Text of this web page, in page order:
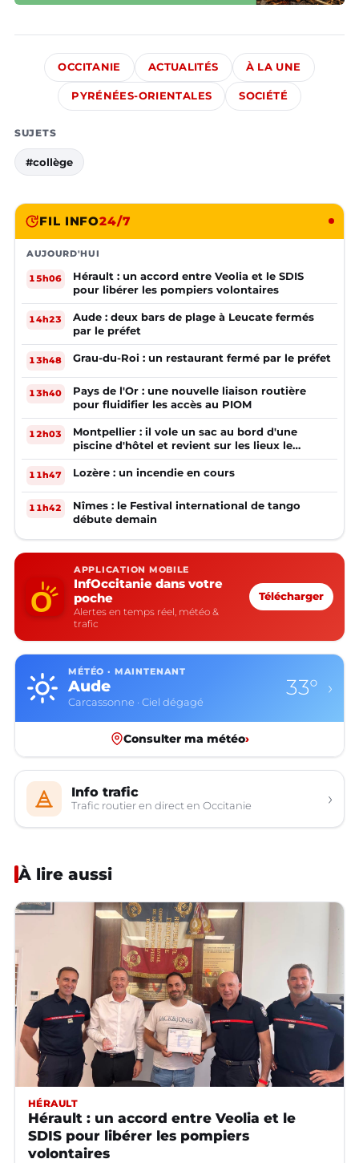
OCCITANIE ACTUALITÉS À LA UNE
PYRÉNÉES-ORIENTALES SOCIÉTÉ
SUJETS
#collège
FIL INFO24/7
AUJOURD'HUI
15h06
Hérault : un accord entre Veolia et le SDIS
pour libérer les pompiers volontaires
14h23
Aude : deux bars de plage à Leucate fermés
par le préfet
13h48 Grau-du-Roi : un restaurant fermé par le préfet
13h40
Pays de l'Or : une nouvelle liaison routière
pour fluidifier les accès au PIOM
12h03
Montpellier : il vole un sac au bord d'une
piscine d'hôtel et revient sur les lieux le
lendemain
11h47 Lozère : un incendie en cours
11h42
Nîmes : le Festival international de tango
débute demain
APPLICATION MOBILE
InfOccitanie dans votre
poche
Alertes en temps réel, météo &
trafic
Télécharger
MÉTÉO · MAINTENANT
Aude
Carcassonne · Ciel dégagé
33° ›
Consulter ma météo›
Info trafic
Trafic routier en direct en Occitanie ›
À lire aussi
HÉRAULT
Hérault : un accord entre Veolia et le
SDIS pour libérer les pompiers
volontaires